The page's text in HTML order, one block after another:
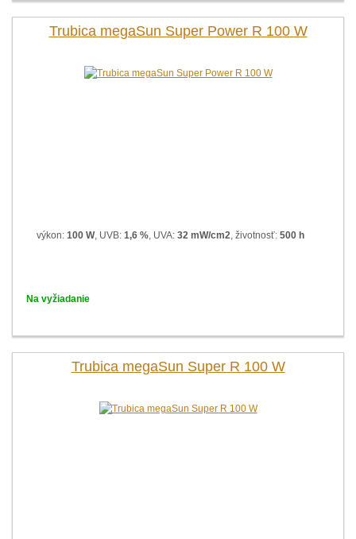
Trubica megaSun Super Power R 100 W
výkon: 100 W, UVB: 1,6 %, UVA: 32 mW/cm2, životnosť: 500 h
Na vyžiadanie
Trubica megaSun Super R 100 W